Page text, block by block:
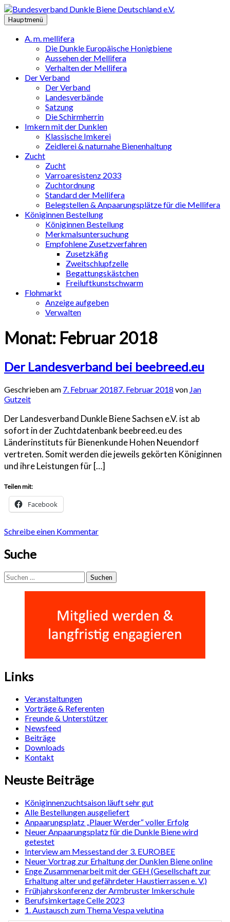
Zum
Inhalt
springen
Hauptmenü
A. m. mellifera
Die Dunkle Europäische Honigbiene
Aussehen der Mellifera
Verhalten der Mellifera
Der Verband
Der Verband
Landesverbände
Satzung
Die Schirmherrin
Imkern mit der Dunklen
Klassische Imkerei
Zeidlerei & naturnahe Bienenhaltung
Zucht
Zucht
Varroaresistenz 2033
Zuchtordnung
Standard der Mellifera
Belegstellen & Anpaarungsplätze für die Mellifera
Königinnen Bestellung
Königinnen Bestellung
Merkmalsuntersuchung
Empfohlene Zusetzverfahren
Zusetzkäfig
Zweitschlupfzelle
Begattungskästchen
Freiluftkunstschwarm
Flohmarkt
Anzeige aufgeben
Verwalten
Monat: Februar 2018
Der Landesverband bei beebreed.eu
Geschrieben am 7. Februar 20187. Februar 2018 von Jan
Gutzeit
Der Landesverband Dunkle Biene Sachsen e.V. ist ab
sofort in der Zuchtdatenbank beebreed.eu des
Länderinstituts für Bienenkunde Hohen Neuendorf
vertreten. Somit werden die jeweils gekörten Königinnen
und ihre Leistungen für […]
Teilen mit:
Facebook
Schreibe einen Kommentar
Suche
Suchen
nach:
Links
Veranstaltungen
Vorträge & Referenten
Freunde & Unterstützer
Newsfeed
Beiträge
Downloads
Kontakt
Neuste Beiträge
Königinnenzuchtsaison läuft sehr gut
Alle Bestellungen ausgeliefert
Anpaarungsplatz „Plauer Werder“ voller Erfolg
Neuer Anpaarungsplatz für die Dunkle Biene wird
getestet
Interview am Messestand der 3. EUROBEE
Neuer Vortrag zur Erhaltung der Dunklen Biene online
Enge Zusammenarbeit mit der GEH (Gesellschaft zur
Erhaltung alter und gefährdeter Haustierrassen e. V.)
Frühjahrskonferenz der Armbruster Imkerschule
Berufsimkertage Celle 2023
1. Austausch zum Thema Vespa velutina